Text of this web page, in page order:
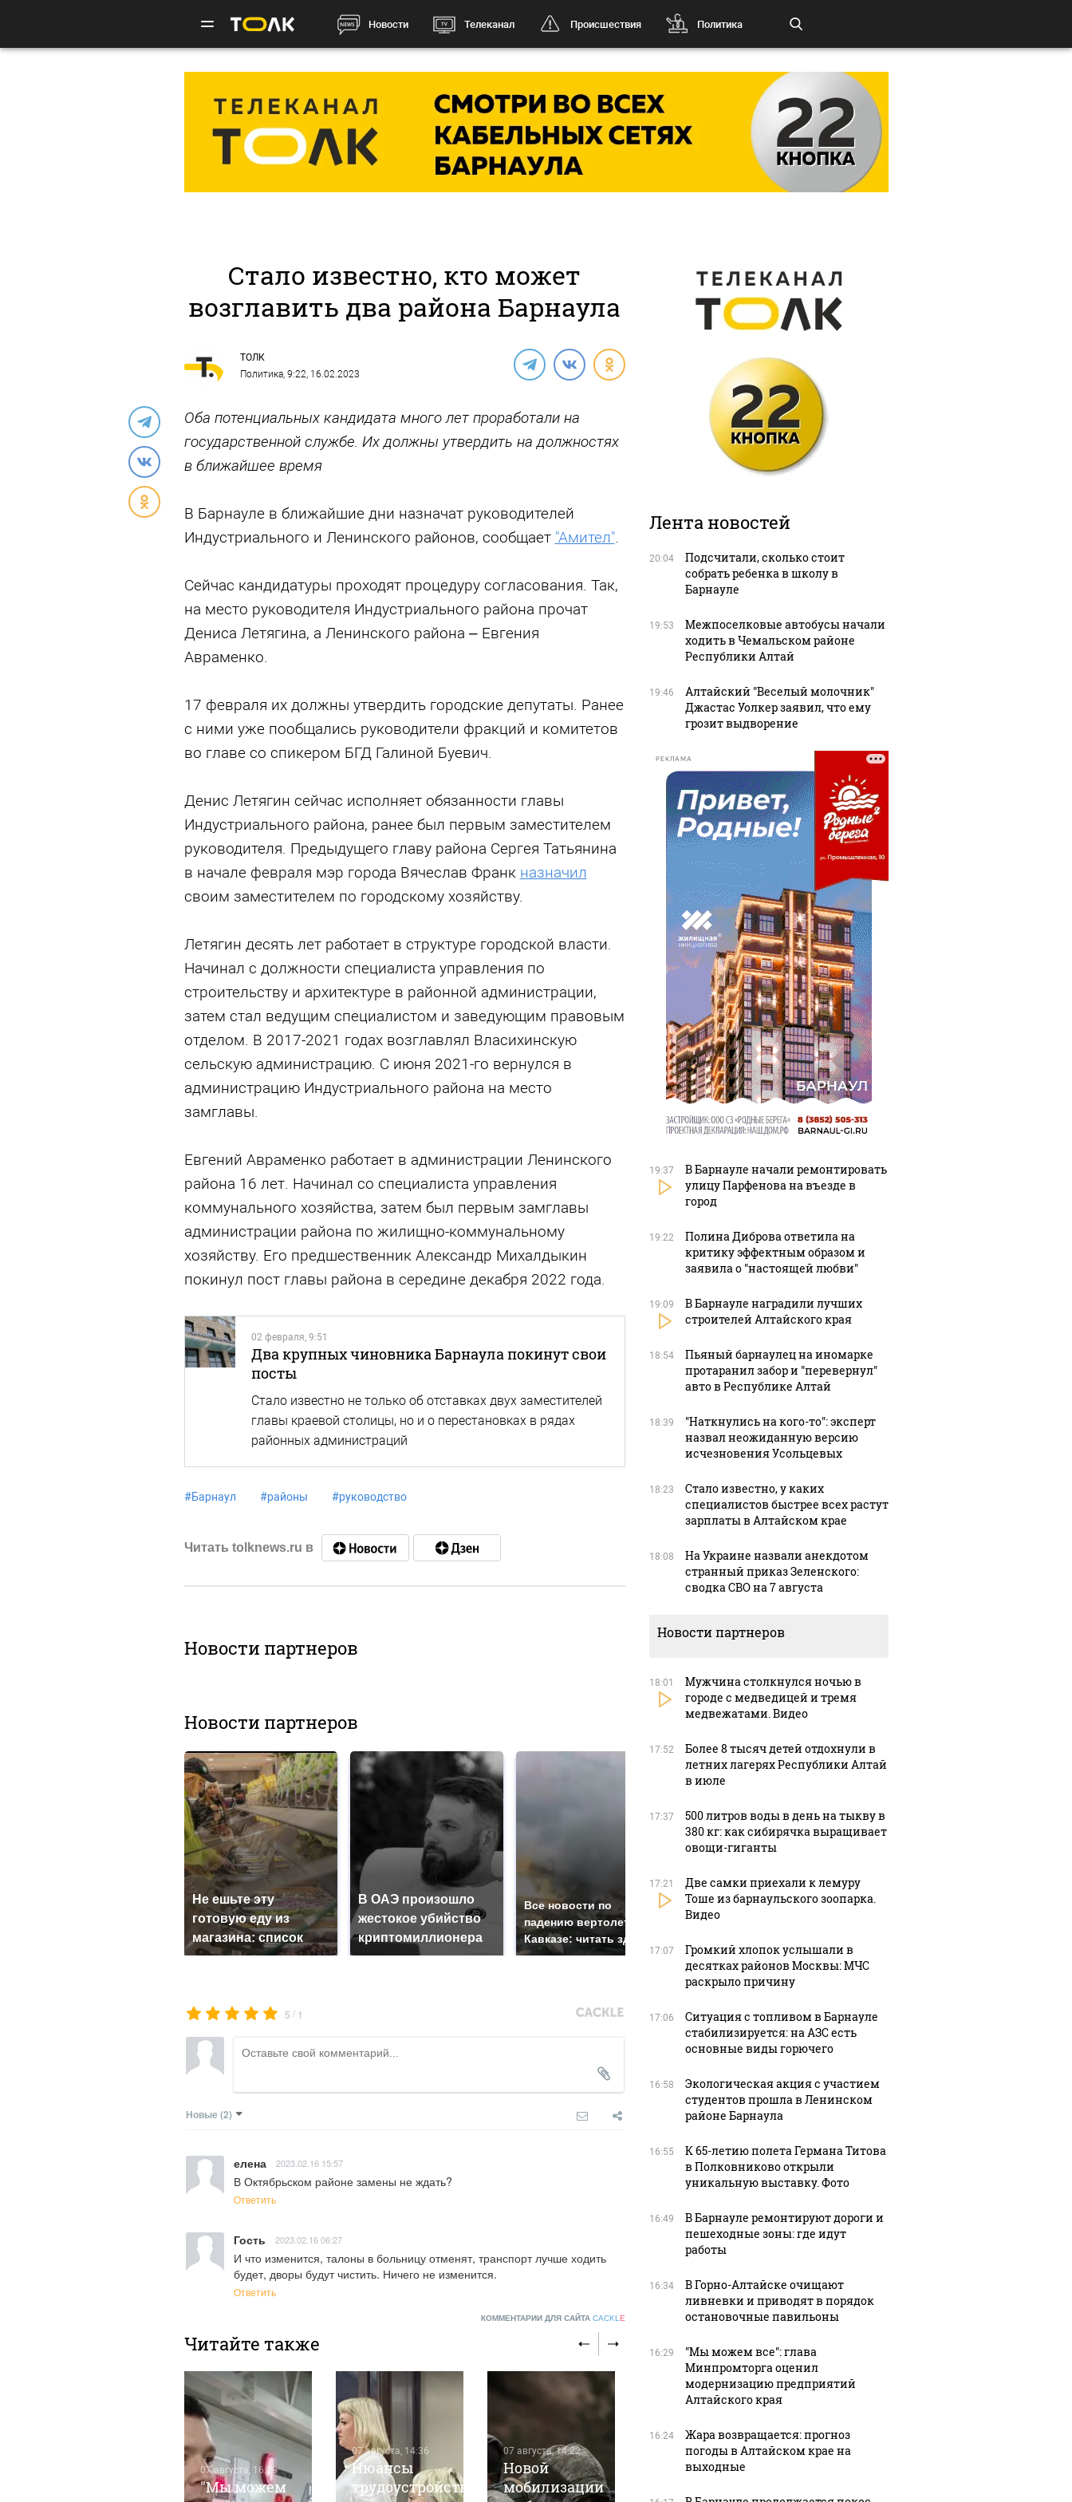
Новости Телеканал Происшествия Политика
Стало известно, кто может
возглавить два района Барнаула
ТОЛК
Политика, 9:22, 16.02.2023
Оба потенциальных кандидата много лет проработали на
государственной службе. Их должны утвердить на должностях
в ближайшее время
В Барнауле в ближайшие дни назначат руководителей
Индустриального и Ленинского районов, сообщает "Амител".
Сейчас кандидатуры проходят процедуру согласования. Так,
на место руководителя Индустриального района прочат
Дениса Летягина, а Ленинского района – Евгения
Авраменко.
17 февраля их должны утвердить городские депутаты. Ранее
с ними уже пообщались руководители фракций и комитетов
во главе со спикером БГД Галиной Буевич.
Денис Летягин сейчас исполняет обязанности главы
Индустриального района, ранее был первым заместителем
руководителя. Предыдущего главу района Сергея Татьянина
в начале февраля мэр города Вячеслав Франк назначил
своим заместителем по городскому хозяйству.
Летягин десять лет работает в структуре городской власти.
Начинал с должности специалиста управления по
строительству и архитектуре в районной администрации,
затем стал ведущим специалистом и заведующим правовым
отделом. В 2017-2021 годах возглавлял Власихинскую
сельскую администрацию. С июня 2021-го вернулся в
администрацию Индустриального района на место
замглавы.
Евгений Авраменко работает в администрации Ленинского
района 16 лет. Начинал со специалиста управления
коммунального хозяйства, затем был первым замглавы
администрации района по жилищно-коммунальному
хозяйству. Его предшественник Александр Михалдыкин
покинул пост главы района в середине декабря 2022 года.
02 февраля, 9:51
Два крупных чиновника Барнаула покинут свои
посты
Стало известно не только об отставках двух заместителей
главы краевой столицы, но и о перестановках в рядах
районных администраций
#Барнаул #районы #руководство
Читать tolknews.ru в
Новости партнеров
Новости партнеров
Не ешьте эту
готовую еду из
магазина: список
В ОАЭ произошло
жестокое убийство
криптомиллионера
Все новости по
падению вертолета на
Кавказе: читать здесь
Таких событий не
было с 1945: чего
В магазинах России
5 / 1
Новые (2)
елена 2023.02.16 15:57
В Октябрьском районе замены не ждать?
Ответить
Гость 2023.02.16 06:27
И что изменится, талоны в больницу отменят, транспорт лучше ходить
будет, дворы будут чистить. Ничего не изменится.
Ответить
КОММЕНТАРИИ ДЛЯ САЙТА CACKL E
Читайте также
07 августа, 16:29
"Мы можем
07 августа, 14:36
Нюансы
трудоустройства:
07 августа, 14:22
Новой
мобилизации
Лента новостей
20:04
Подсчитали, сколько стоит
собрать ребенка в школу в
Барнауле
19:53
Межпоселковые автобусы начали
ходить в Чемальском районе
Республики Алтай
19:46
Алтайский "Веселый молочник"
Джастас Уолкер заявил, что ему
грозит выдворение
РЕКЛАМА
19:37
В Барнауле начали ремонтировать
улицу Парфенова на въезде в
город
19:22
Полина Диброва ответила на
критику эффектным образом и
заявила о "настоящей любви"
19:09
В Барнауле наградили лучших
строителей Алтайского края
18:54
Пьяный барнаулец на иномарке
протаранил забор и "перевернул"
авто в Республике Алтай
18:39
"Наткнулись на кого-то": эксперт
назвал неожиданную версию
исчезновения Усольцевых
18:23
Стало известно, у каких
специалистов быстрее всех растут
зарплаты в Алтайском крае
18:08
На Украине назвали анекдотом
странный приказ Зеленского:
сводка СВО на 7 августа
Новости партнеров
18:01
Мужчина столкнулся ночью в
городе с медведицей и тремя
медвежатами. Видео
17:52
Более 8 тысяч детей отдохнули в
летних лагерях Республики Алтай
в июле
17:37
500 литров воды в день на тыкву в
380 кг: как сибирячка выращивает
овощи-гиганты
17:21
Две самки приехали к лемуру
Тоше из барнаульского зоопарка.
Видео
17:07
Громкий хлопок услышали в
десятках районов Москвы: МЧС
раскрыло причину
17:06
Ситуация с топливом в Барнауле
стабилизируется: на АЗС есть
основные виды горючего
16:58
Экологическая акция с участием
студентов прошла в Ленинском
районе Барнаула
16:55
К 65-летию полета Германа Титова
в Полковниково открыли
уникальную выставку. Фото
16:49
В Барнауле ремонтируют дороги и
пешеходные зоны: где идут
работы
16:34
В Горно-Алтайске очищают
ливневки и приводят в порядок
остановочные павильоны
16:29
"Мы можем все": глава
Минпромторга оценил
модернизацию предприятий
Алтайского края
16:24
Жара возвращается: прогноз
погоды в Алтайском крае на
выходные